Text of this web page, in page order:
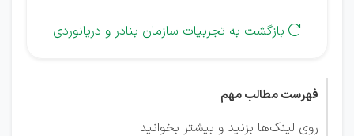
 بازگشت به تجربیات سازمان بنادر و دریانوردی
فهرست مطالب مهم
روی لینک‌ها بزنید و بیشتر بخوانید